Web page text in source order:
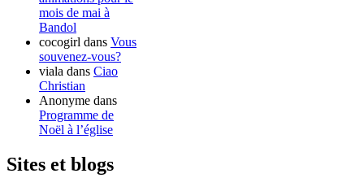
mois de mai à
Bandol
cocogirl dans Vous
souvenez-vous?
viala dans Ciao
Christian
Anonyme dans
Programme de
Noël à l’église
Sites et blogs